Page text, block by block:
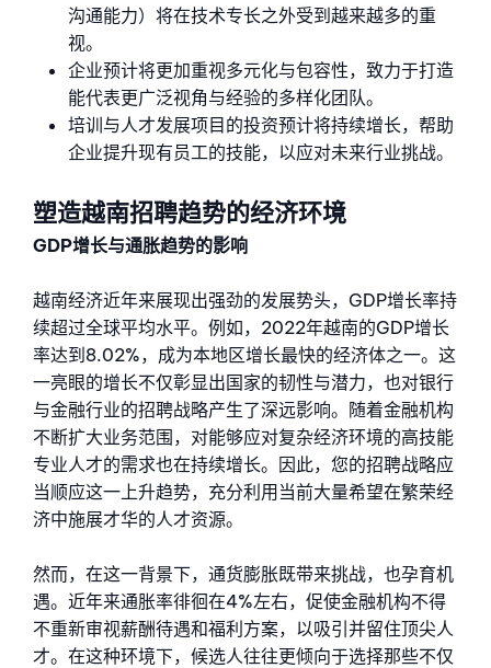
沟通能力）将在技术专长之外受到越来越多的重
视。
企业预计将更加重视多元化与包容性，致力于打造
能代表更广泛视角与经验的多样化团队。
培训与人才发展项目的投资预计将持续增长，帮助
企业提升现有员工的技能，以应对未来行业挑战。
塑造越南招聘趋势的经济环境
GDP增长与通胀趋势的影响
越南经济近年来展现出强劲的发展势头，GDP增长率持
续超过全球平均水平。例如，2022年越南的GDP增长
率达到8.02%，成为本地区增长最快的经济体之一。这
一亮眼的增长不仅彰显出国家的韧性与潜力，也对银行
与金融行业的招聘战略产生了深远影响。随着金融机构
不断扩大业务范围，对能够应对复杂经济环境的高技能
专业人才的需求也在持续增长。因此，您的招聘战略应
当顺应这一上升趋势，充分利用当前大量希望在繁荣经
济中施展才华的人才资源。
然而，在这一背景下，通货膨胀既带来挑战，也孕育机
遇。近年来通胀率徘徊在4%左右，促使金融机构不得
不重新审视薪酬待遇和福利方案，以吸引并留住顶尖人
才。在这种环境下，候选人往往更倾向于选择那些不仅